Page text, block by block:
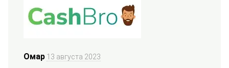
Омар 13 августа 2023